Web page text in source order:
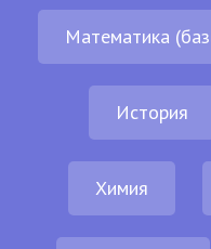
Математика
История
Химия